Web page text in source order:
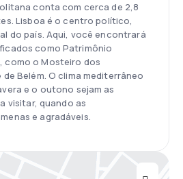
conta com cerca de 2,8
Lisboa é o centro político,
do país. Aqui, você encontrará
como Patrimônio
como o Mosteiro dos
Belém. O clima mediterrâneo
e o outono sejam as
visitar, quando as
e agradáveis.